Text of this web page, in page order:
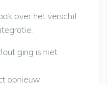
over het verschil
ging is niet
opnieuw